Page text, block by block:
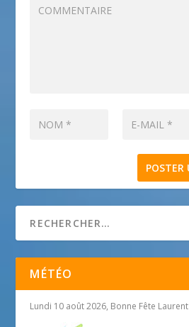
MÉTÉO
Lundi 10 août 2026, Bonne Fête Laurent